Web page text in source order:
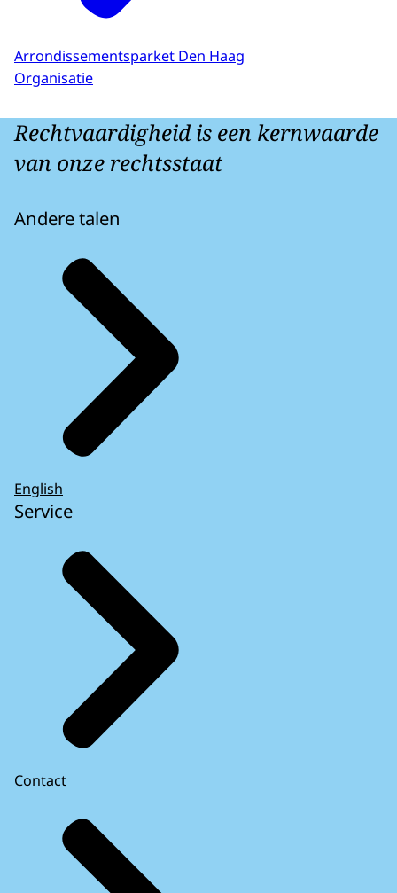
Arrondissementsparket Den Haag
Organisatie
Rechtvaardigheid is een kernwaarde
van onze rechtsstaat
Andere talen
English
Service
Contact